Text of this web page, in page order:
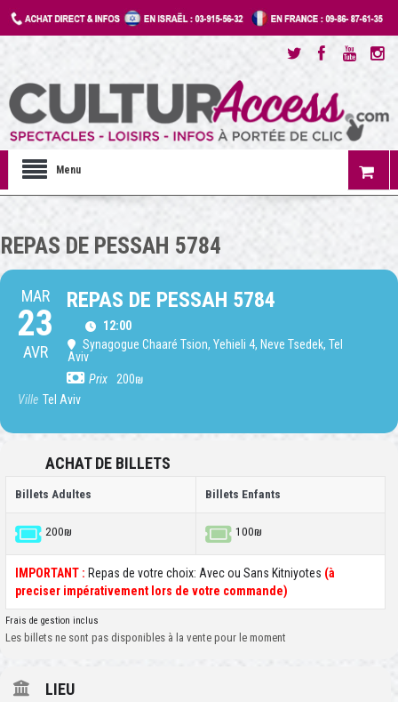
Menu
REPAS DE PESSAH 5784
MAR
23
AVR
REPAS DE PESSAH 5784
12:00
Synagogue Chaaré Tsion, Yehieli 4, Neve Tsedek, Tel
Aviv
Prix
200₪
Ville Tel Aviv
ACHAT DE BILLETS
Billets Adultes Billets Enfants
200₪ 100₪
IMPORTANT : Repas de votre choix: Avec ou Sans Kitniyotes (à
preciser impérativement lors de votre commande)
Frais de gestion inclus
Les billets ne sont pas disponibles à la vente pour le moment
LIEU